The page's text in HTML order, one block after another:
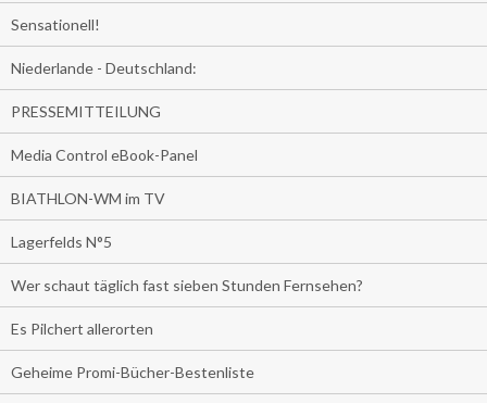
Sensationell!
Niederlande - Deutschland:
PRESSEMITTEILUNG
Media Control eBook-Panel
BIATHLON-WM im TV
Lagerfelds N°5
Wer schaut täglich fast sieben Stunden Fernsehen?
Es Pilchert allerorten
Geheime Promi-Bücher-Bestenliste